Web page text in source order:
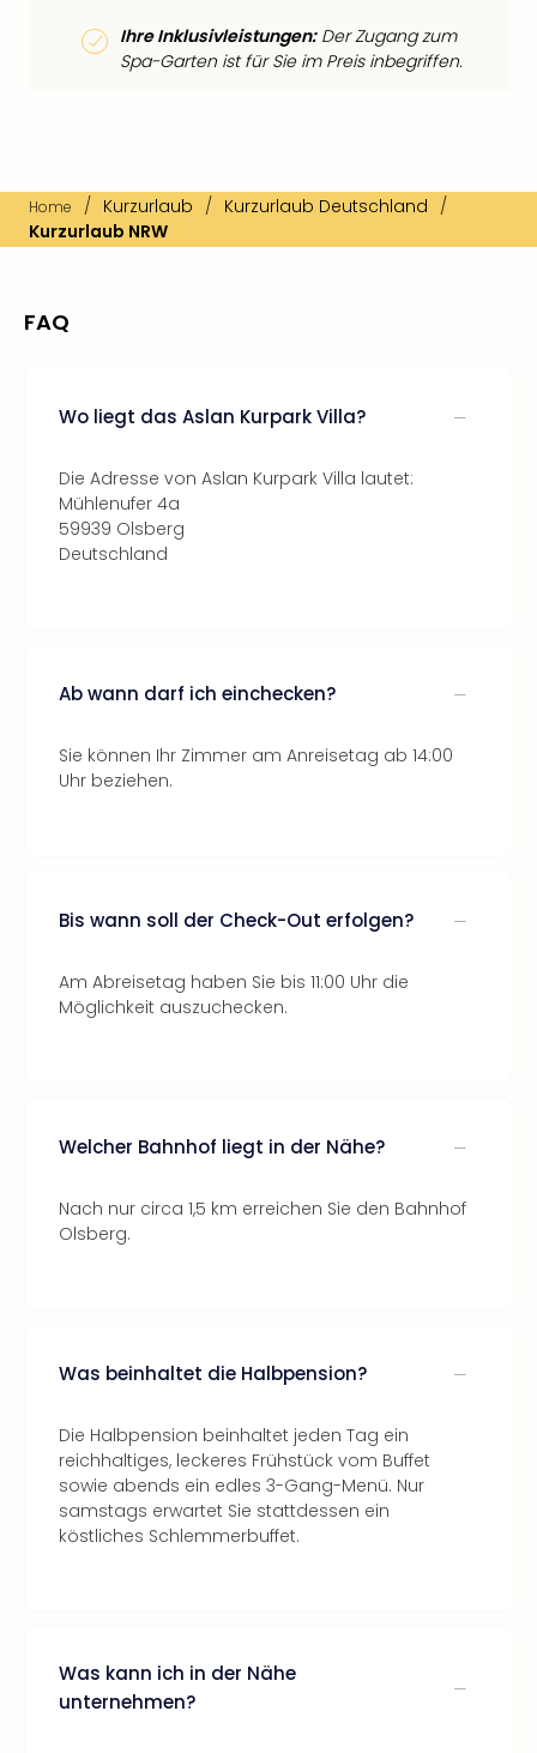
Ihre Inklusivleistungen:Der Zugang zum
Spa-Garten ist für Sie im Preis inbegriffen.
Home / Kurzurlaub / Kurzurlaub Deutschland /
Kurzurlaub NRW
FAQ
Wo liegt das Aslan Kurpark Villa?
Die Adresse von Aslan Kurpark Villa lautet:
Mühlenufer 4a
59939 Olsberg
Deutschland
Ab wann darf ich einchecken?
Sie können Ihr Zimmer am Anreisetag ab 14:00
Uhr beziehen.
Bis wann soll der Check-Out erfolgen?
Am Abreisetag haben Sie bis 11:00 Uhr die
Möglichkeit auszuchecken.
Welcher Bahnhof liegt in der Nähe?
Nach nur circa 1,5 km erreichen Sie den Bahnhof
Olsberg.
Was beinhaltet die Halbpension?
Die Halbpension beinhaltet jeden Tag ein
reichhaltiges, leckeres Frühstück vom Buffet
sowie abends ein edles 3-Gang-Menü. Nur
samstags erwartet Sie stattdessen ein
köstliches Schlemmerbuffet.
Was kann ich in der Nähe
unternehmen?